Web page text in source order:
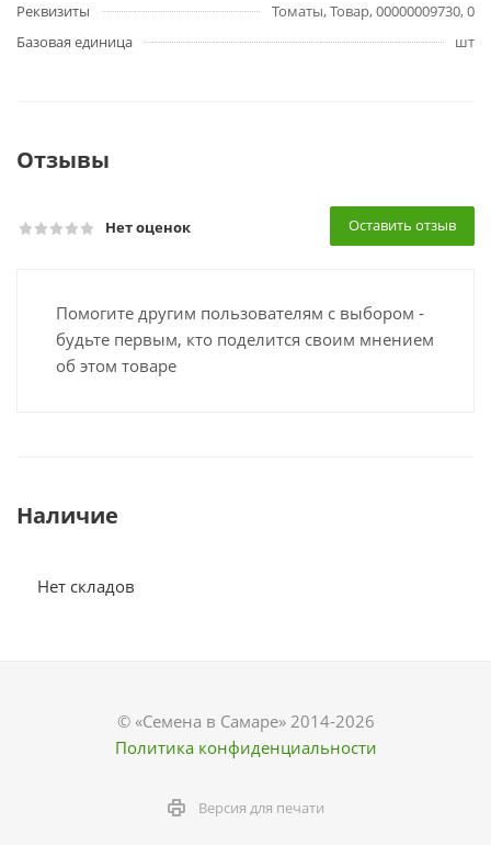
Реквизиты
Томаты, Товар, 00000009730, 0
Базовая единица
шт
Отзывы
Нет оценок Оставить отзыв
Помогите другим пользователям с выбором -
будьте первым, кто поделится своим мнением
об этом товаре
Наличие
Нет складов
© «Семена в Самаре» 2014-2026
Политика конфиденциальности
Версия для печати